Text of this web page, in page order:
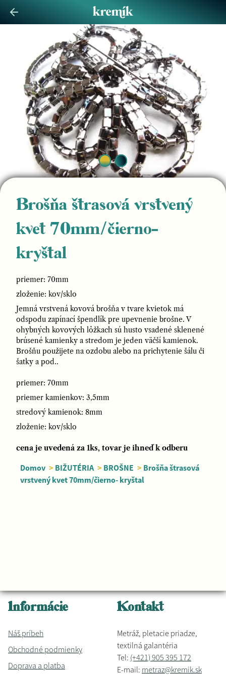
Brošňa štrasová vrstvený
kvet 70mm/čierno-
kryštal
priemer: 70mm
zloženie: kov/sklo
Jemná vrstvená kovová brošňa v tvare kvietok má
odspodu zapínací špendlík pre upevnenie brošne. V
ohybných kovových lôžkach sú husto vsadené sklenené
brúsené kamienky a stredom je jeden väčší kamienok.
Brošňu použijete na ozdobu alebo na prichytenie šálu či
šatky a pod..
priemer: 70mm
priemer kamienkov: 3,5mm
stredový kamienok: 8mm
zloženie: kov/sklo
cena je uvedená za 1ks, tovar je ihneď k odberu
Domov > BIŽUTÉRIA > BROŠNE > Brošňa štrasová
vrstvený kvet 70mm/čierno- kryštal
Informácie
Náš príbeh
Obchodné podmienky
Doprava a platba
Kontakt
Metráž, pletacie priadze,
textilná galantéria
Tel: (+421) 905 395 172
E-mail: metraz@kremik.sk